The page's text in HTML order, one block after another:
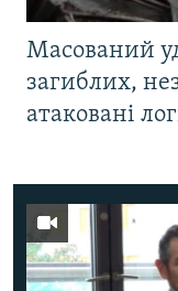
Масований
загиблих,
атаковані